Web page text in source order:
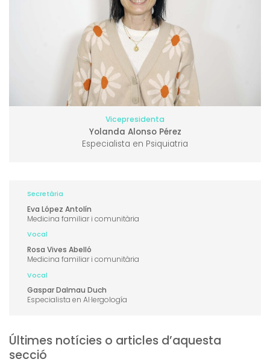
Vicepresidenta
Yolanda Alonso Pérez
Especialista en Psiquiatria
Secretària
Eva López Antolín
Medicina familiar i comunitària
Vocal
Rosa Vives Abelló
Medicina familiar i comunitària
Vocal
Gaspar Dalmau Duch
Especialista en Al·lergología
Últimes notícies o articles d’aquesta
secció